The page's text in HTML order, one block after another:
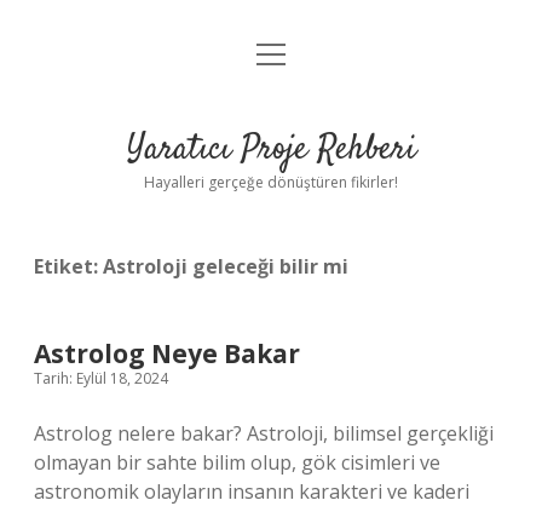
Anasayfa
Yasal Uyarı
menüyü
Yaratıcı Proje Rehberi
Hayalleri gerçeğe dönüştüren fikirler!
Etiket:Astroloji geleceği bilir mi
Astrolog Neye Bakar
Tarih: Eylül 18, 2024
Astrolog nelere bakar? Astroloji, bilimsel gerçekliği
olmayan bir sahte bilim olup, gök cisimleri ve
astronomik olayların insanın karakteri ve kaderi